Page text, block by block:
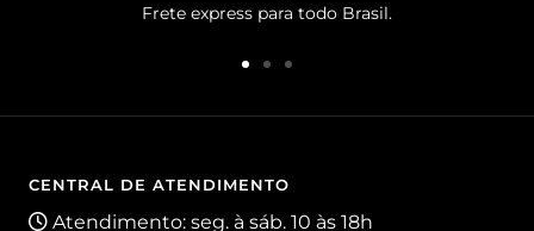
Frete express para todo Brasil.
ao
1
ao
2
ao
3
CENTRAL DE ATENDIMENTO
Atendimento: seg. à sáb. 10 às 18h